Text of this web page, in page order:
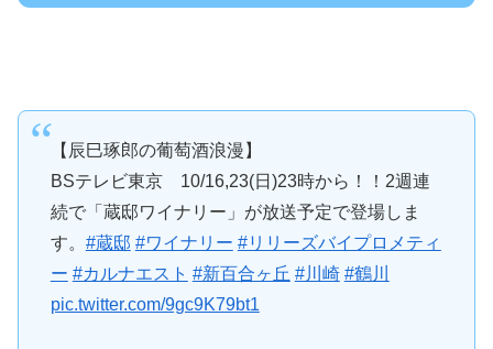
【辰巳琢郎の葡萄酒浪漫】
BSテレビ東京 10/16,23(日)23時から！！2週連
続で「蔵邸ワイナリー」が放送予定で登場しま
す。 #蔵邸 #ワイナリー #リリーズバイプロメティ
ー #カルナエスト #新百合ヶ丘 #川崎 #鶴川
pic.twitter.com/9gc9K79bt1